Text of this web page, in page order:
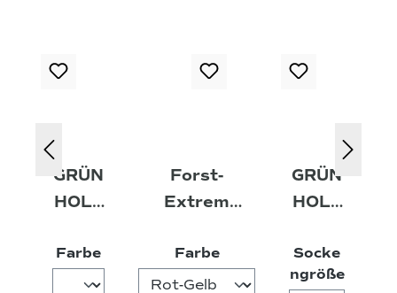
GRÜN
HOLZ
Schut
zbrille
Farbeauswählen
Forst-
Extrem
Funktionsshi
rt - langarm
Farbeauswählen
GRÜN
HOLZ
Mediu
m
Socke
ngröße